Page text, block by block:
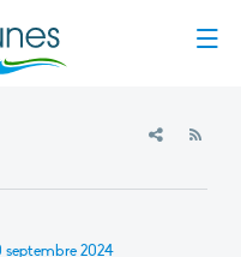
septembre 2024